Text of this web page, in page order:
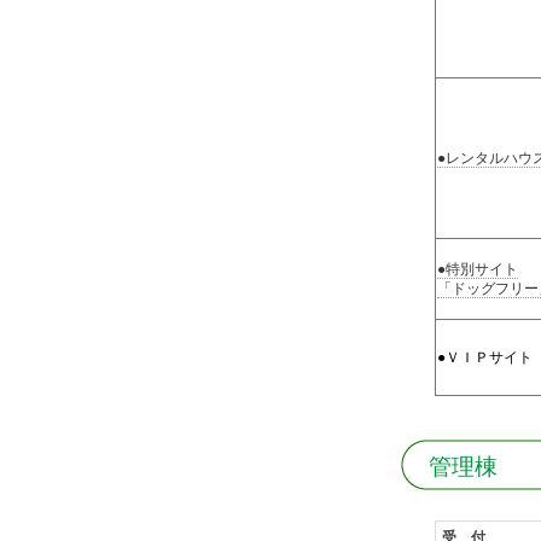
●レンタルハウ
●特別サイト
「ドッグフリ
●ＶＩＰサイト
管理棟
受 付